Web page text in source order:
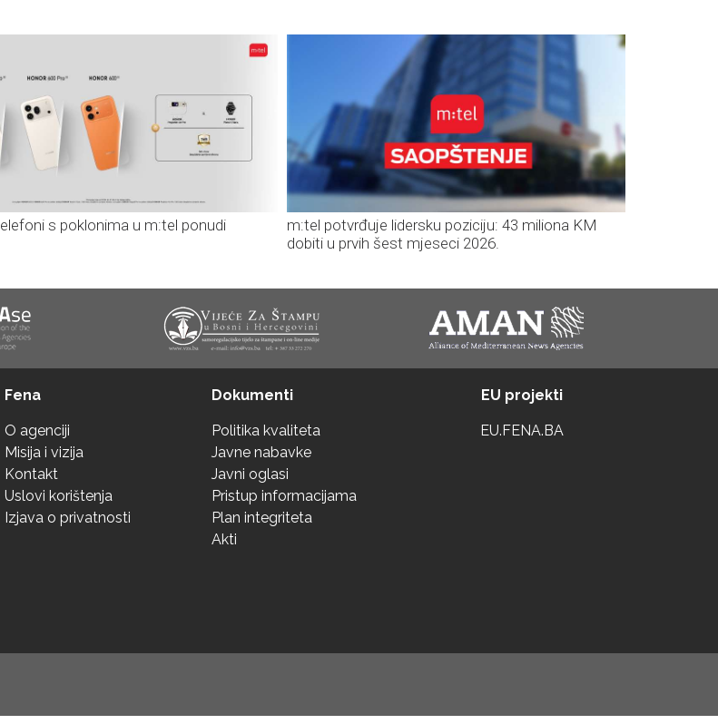
s poklonima u m:tel ponudi
m:tel potvrđuje lidersku poziciju: 43 miliona KM
dobiti u prvih šest mjeseci 2026.
Fena
O agenciji
Misija i vizija
Kontakt
Uslovi korištenja
Izjava o privatnosti
Dokumenti
Politika kvaliteta
Javne nabavke
Javni oglasi
Pristup informacijama
Plan integriteta
Akti
EU projekti
EU.FENA.BA